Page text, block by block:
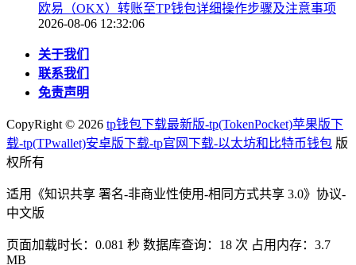
欧易（OKX）转账至TP钱包详细操作步骤及注意事项
2026-08-06 12:32:06
关于我们
联系我们
免责声明
CopyRight © 2026 tp钱包下载最新版-tp(TokenPocket)苹果版下
载-tp(TPwallet)安卓版下载-tp官网下载-以太坊和比特币钱包 版
权所有
适用《知识共享 署名-非商业性使用-相同方式共享 3.0》协议-
中文版
页面加载时长：0.081 秒 数据库查询：18 次 占用内存：3.7
MB